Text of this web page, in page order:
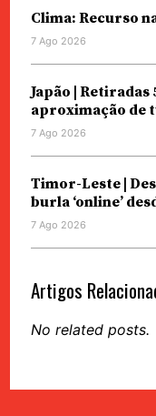
Clima: Recurso
7 Ago 2026
Japão | Retiradas
aproximação de
7 Ago 2026
Timor-Leste |
burla ‘online’
7 Ago 2026
Artigos
No related posts.